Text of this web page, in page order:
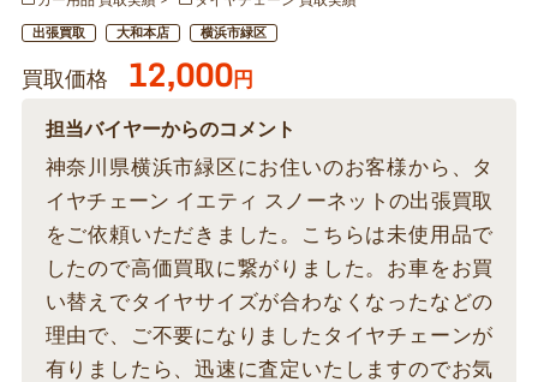
出張買取 大和本店 横浜市緑区
買取価格 12,000円
担当バイヤーからのコメント
神奈川県横浜市緑区にお住いのお客様から、タ
イヤチェーン イエティ スノーネットの出張買取
をご依頼いただきました。こちらは未使用品で
したので高価買取に繋がりました。お車をお買
い替えでタイヤサイズが合わなくなったなどの
理由で、ご不要になりましたタイヤチェーンが
有りましたら、迅速に査定いたしますのでお気